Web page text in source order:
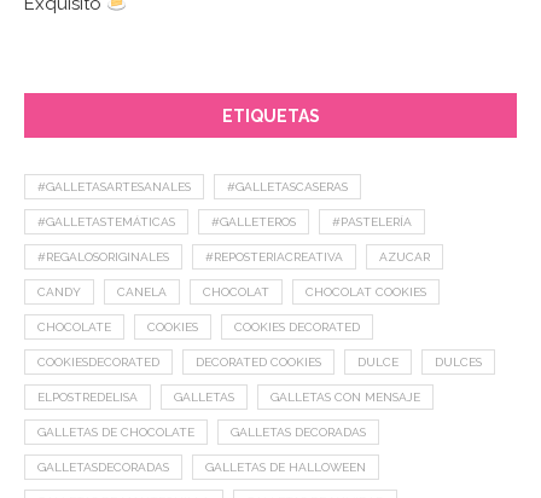
ETIQUETAS
#GALLETASARTESANALES #GALLETASCASERAS
#GALLETASTEMÁTICAS #GALLETEROS #PASTELERÍA
#REGALOSORIGINALES #REPOSTERIACREATIVA AZUCAR
CANDY CANELA CHOCOLAT CHOCOLAT COOKIES
CHOCOLATE COOKIES COOKIES DECORATED
COOKIESDECORATED DECORATED COOKIES DULCE DULCES
ELPOSTREDELISA GALLETAS GALLETAS CON MENSAJE
GALLETAS DE CHOCOLATE GALLETAS DECORADAS
GALLETASDECORADAS GALLETAS DE HALLOWEEN